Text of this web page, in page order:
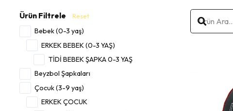
Ürün Filtrele Reset
Bebek (0-3 yaş)
ERKEK BEBEK (0-3 YAŞ)
TİDİ BEBEK ŞAPKA 0-3 YAŞ
Beyzbol Şapkaları
Çocuk (3-9 yaş)
ERKEK ÇOCUK